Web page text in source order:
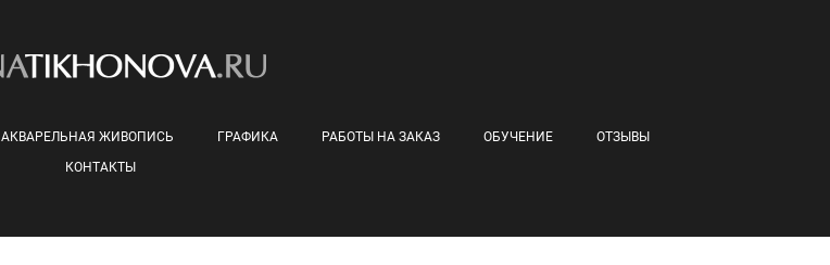
АКВАРЕЛЬНАЯ ЖИВОПИСЬ ГРАФИКА РАБОТЫ НА ЗАКАЗ ОБУЧЕНИЕ
ОТЗЫВЫ
КОНТАКТЫ